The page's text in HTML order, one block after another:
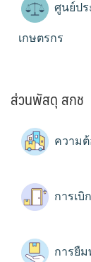
ศูนย์ปร
เกษตรกร
ส่วนพัสดุ สกช
ความ
การเบิ
การยืม